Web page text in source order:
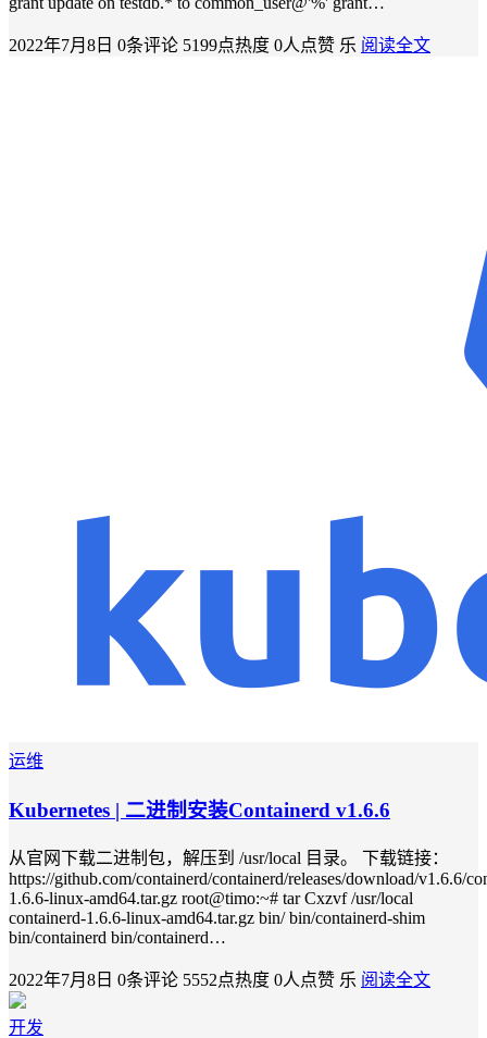
2022年7月8日 0条评论 5199点热度 0人点赞 乐 阅读全文
运维
Kubernetes | 二进制安装Containerd v1.6.6
从官网下载二进制包，解压到 /usr/local 目录。 下载链接：
https://github.com/containerd/containerd/releases/download/v1.6.6/
1.6.6-linux-amd64.tar.gz root@timo:~# tar Cxzvf /usr/local
containerd-1.6.6-linux-amd64.tar.gz bin/ bin/containerd-shim
bin/containerd bin/containerd…
2022年7月8日 0条评论 5552点热度 0人点赞 乐 阅读全文
开发